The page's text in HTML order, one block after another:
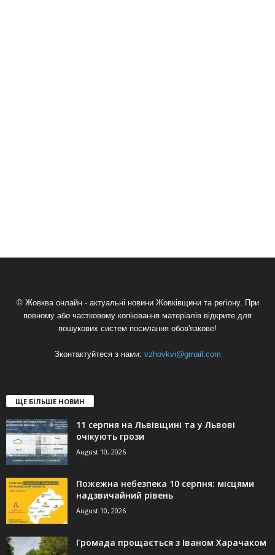
© Жовква онлайн - актуальні новини Жовківщини та регіону. При
повному або частковому копіювання матеріалів відкрите для
пошукових систем посилання обов'язкове!
Зконтактуйтеся з нами: vzhovkvi@gmail.com
ЩЕ БІЛЬШЕ НОВИН
11 серпня на Львівщині та у Львові
очікують грози
August 10, 2026
Пожежна небезпека 10 серпня: місцями
надзвичайний рівень
August 10, 2026
Громада прощається з Іваном Харачаком